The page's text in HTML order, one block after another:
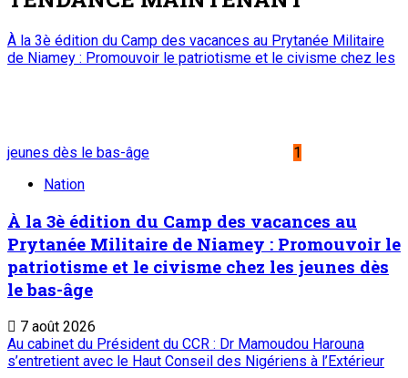
À la 3è édition du Camp des vacances au Prytanée Militaire
de Niamey : Promouvoir le patriotisme et le civisme chez les
jeunes dès le bas-âge
1
Nation
À la 3è édition du Camp des vacances au
Prytanée Militaire de Niamey : Promouvoir le
patriotisme et le civisme chez les jeunes dès
le bas-âge
7 août 2026
Au cabinet du Président du CCR : Dr Mamoudou Harouna
s’entretient avec le Haut Conseil des Nigériens à l’Extérieur